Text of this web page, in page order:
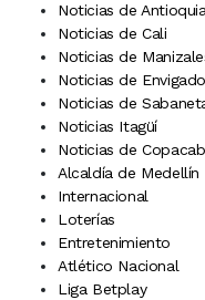
Noticias de Antioquia
Noticias de Cali
Noticias de
Noticias de Envigado
Noticias de
Noticias Itagüí
Noticias de
Alcaldía de Medellín
Internacional
Loterías
Entretenimiento
Atlético Nacional
Liga Betplay